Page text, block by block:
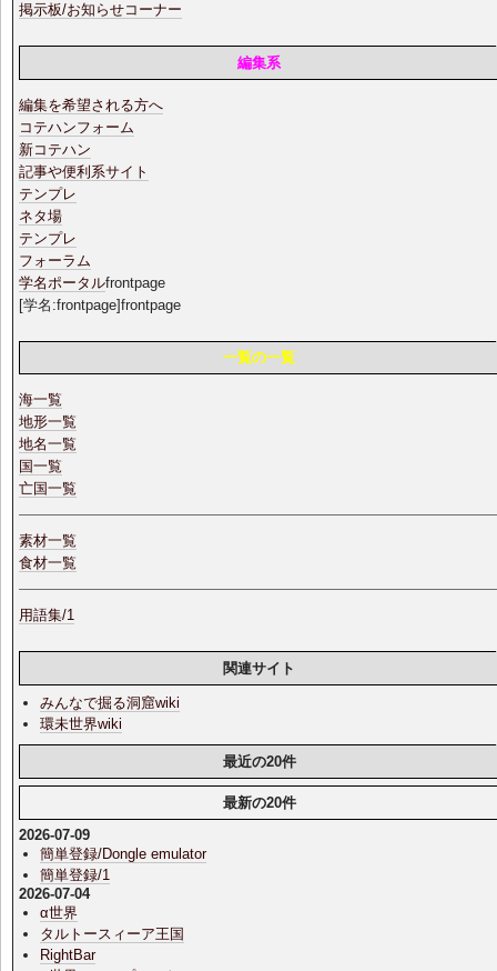
掲示板/お知らせコーナー
編集系
編集を希望される方へ
コテハンフォーム
新コテハン
記事や便利系サイト
テンプレ
ネタ場
テンプレ
フォーラム
学名ポータルfrontpage
[学名:frontpage]frontpage
一覧の一覧
海一覧
地形一覧
地名一覧
国一覧
亡国一覧
素材一覧
食材一覧
用語集/1
関連サイト
みんなで掘る洞窟wiki
環未世界wiki
最近の20件
最新の20件
2026-07-09
簡単登録/Dongle emulator
簡単登録/1
2026-07-04
α世界
タルトースィーア王国
RightBar